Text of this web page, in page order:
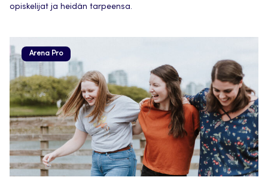
opiskelijat ja heidän tarpeensa.
Arena Pro